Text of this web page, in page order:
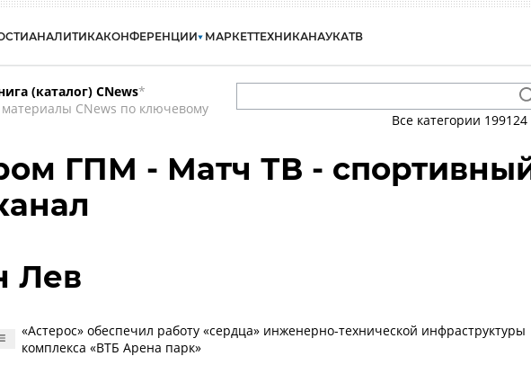
АНАЛИТИКАКОНФЕРЕНЦИИ МАРКЕТТЕХНИКАНАУКАТВ
(каталог) CNews*
материалы CNews по ключевому
Все категории 199124
ГПМ - Матч ТВ -
Лев
«Астерос» обеспечил работу «сердца» инженерно-технической инфраструктуры
комплекса «ВТБ Арена парк»